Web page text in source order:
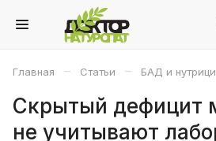
Главная – Статьи – БАД и
Скрытый дефицит
не учитывают